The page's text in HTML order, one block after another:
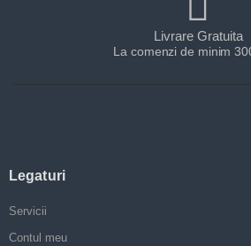
Livrare Gratuita
La comenzi de minim
Legaturi
Servicii
Contul meu